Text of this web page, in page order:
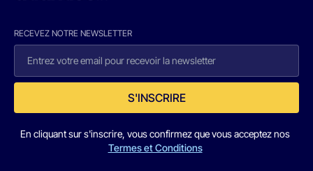
RECEVEZ NOTRE NEWSLETTER
S'INSCRIRE
En cliquant sur s'inscrire, vous confirmez que vous acceptez nos
Termes et Conditions